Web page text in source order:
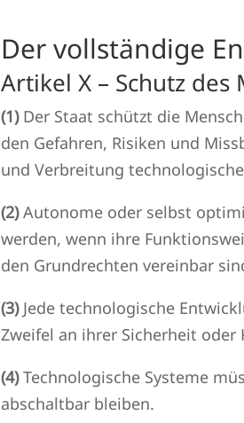
Der vollständige
Artikel X – Schutz
(1)Der Staat schützt die
den Gefahren, Risiken und
und Verbreitung
(2)Autonome oder selbst
werden, wenn ihre
den Grundrechten vereinbar
(3)Jede technologische
Zweifel an ihrer Sicherheit
(4)Technologische Systeme
abschaltbar bleiben.